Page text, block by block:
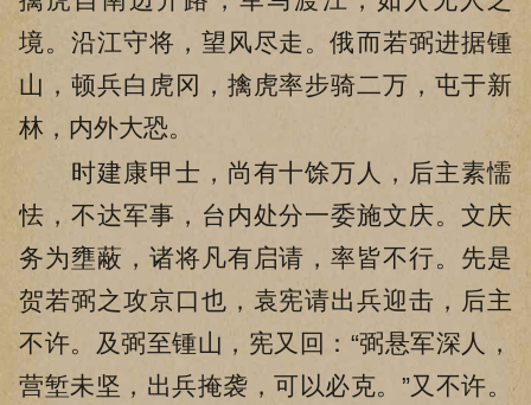
境。沿江守将，望风尽走。俄而若弼进据锺
山，顿兵白虎冈，擒虎率步骑二万，屯于新
林，内外大恐。
时建康甲士，尚有十馀万人，后主素懦
怯，不达军事，台内处分一委施文庆。文庆
务为壅蔽，诸将凡有启请，率皆不行。先是
贺若弼之攻京口也，袁宪请出兵迎击，后主
不许。及弼至锺山，宪又回：“弼悬军深人，
营堑未坚，出兵掩袭，可以必克。”又不许。